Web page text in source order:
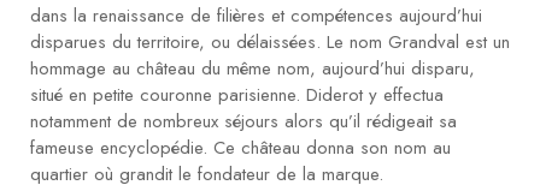
dans la renaissance de filières et compétences aujourd’hui
disparues du territoire, ou délaissées. Le nom Grandval est un
hommage au château du même nom, aujourd’hui disparu,
situé en petite couronne parisienne. Diderot y effectua
notamment de nombreux séjours alors qu’il rédigeait sa
fameuse encyclopédie. Ce château donna son nom au
quartier où grandit le fondateur de la marque.